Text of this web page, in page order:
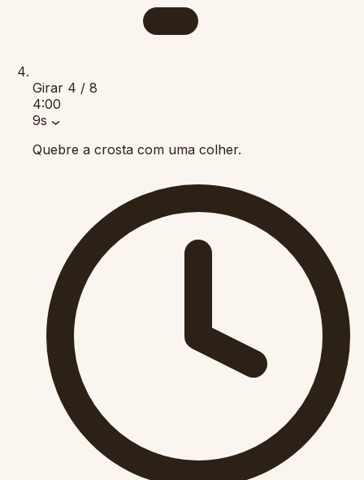
Girar 4 / 8
4:00
9s
Quebre a crosta com uma colher.